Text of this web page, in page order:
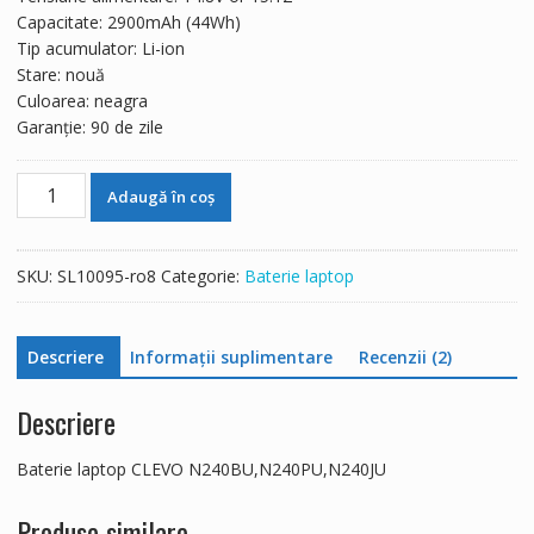
307 lei.
Capacitate: 2900mAh (44Wh)
Tip acumulator: Li-ion
Stare: nouă
Culoarea: neagra
Garanție: 90 de zile
Cantitate
N240BU,N240PU,N240JU
Adaugă în coș
SKU: SL10095-ro8 Categorie: Baterie laptop
Descriere Informații suplimentare Recenzii (2)
Descriere
Baterie laptop CLEVO N240BU,N240PU,N240JU